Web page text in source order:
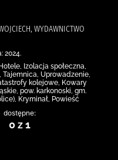
WYDAWNICTWO
2024.
Izolacja społeczna,
Tajemnica, Uprowadzenie,
kolejowe, Kowary
pow. karkonoski, gm.
Kryminał, Powieść
dostępne:
0 z 1